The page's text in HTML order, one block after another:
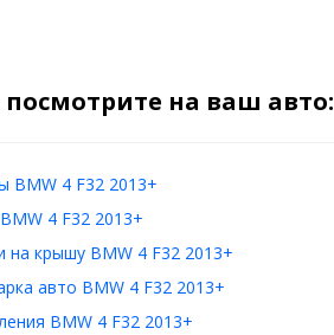
на ваш авто:
BMW 4 F32 2013+
4 F32 2013+
на крышу BMW 4 F32 2013+
авто BMW 4 F32 2013+
BMW 4 F32 2013+